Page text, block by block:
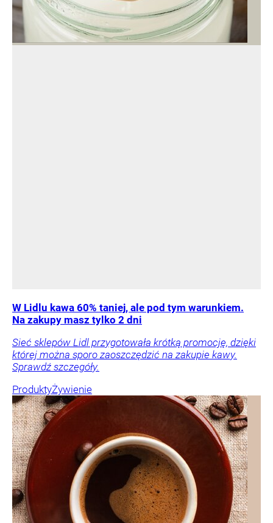
W Lidlu kawa 60% taniej, ale pod tym warunkiem.
Na zakupy masz tylko 2 dni
Sieć sklepów Lidl przygotowała krótką promocję, dzięki
której można sporo zaoszczędzić na zakupie kawy.
Sprawdź szczegóły.
ProduktyŻywienie